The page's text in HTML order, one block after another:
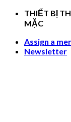
Skip
THIẾT BỊ
MẶC
Assign a
Newsletter